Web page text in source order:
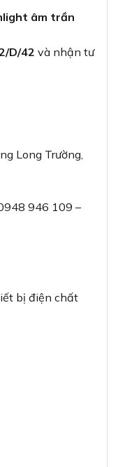
âm trần
D/42 và nhận tư
Long Trường,
946 109 –
bị điện chất